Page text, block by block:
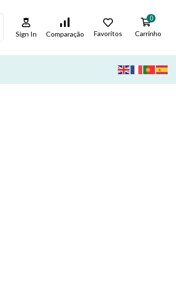
Sign In Comparação Favoritos
0
Carrinho